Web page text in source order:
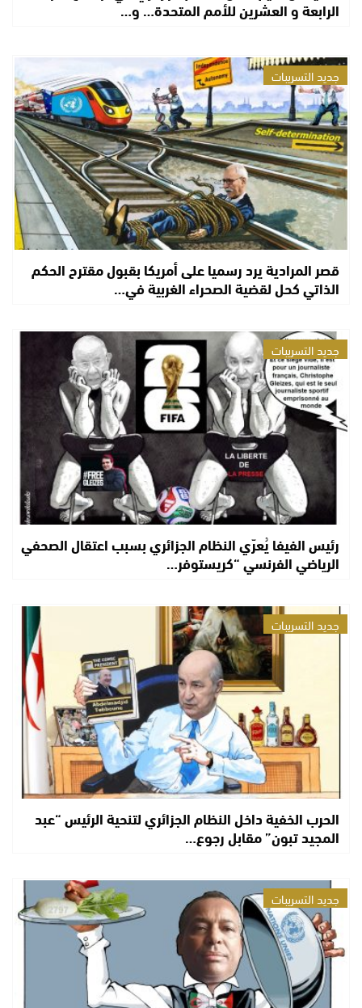
الرابعة و العشرين للأمم المتحدة… و…
جديد التسريبات
قصر المرادية يرد رسميا على أمريكا بقبول مقترح الحكم
الذاتي كحل لقضية الصحراء الغربية في…
جديد التسريبات
رئيس الفيفا يُعرّي النظام الجزائري بسبب اعتقال الصحفي
الرياضي الفرنسي “كريستوفر…
جديد التسريبات
الحرب الخفية داخل النظام الجزائري لتنحية الرئيس “عبد
المجيد تبون” مقابل رجوع…
جديد التسريبات